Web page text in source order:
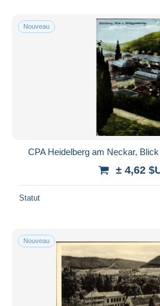
Uniquement en réduction
Livraison gratuite
Méthodes de paiement
Virement bancaire
Mastercard
iDeal
Monde entier
Nouveau
CPA Heidelberg am Neckar,
± 4,62
Statut
Nouveau